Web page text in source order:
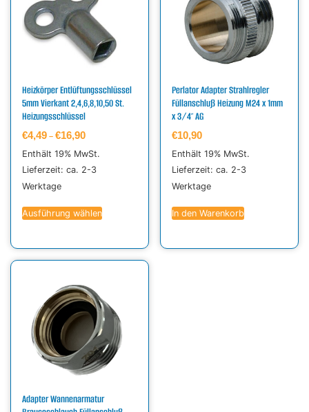
Heizkörper Entlüftungsschlüssel
5mm Vierkant 2,4,6,8,10,50 St.
Heizungsschlüssel
€4,49 – €16,90
Enthält 19% MwSt.
Lieferzeit: ca. 2-3
Werktage
Ausführung wählen
Perlator Adapter Strahlregler
Füllanschluß Heizung M24 x 1mm
x 3/4″ AG
€10,90
Enthält 19% MwSt.
Lieferzeit: ca. 2-3
Werktage
In den Warenkorb
Adapter Wannenarmatur